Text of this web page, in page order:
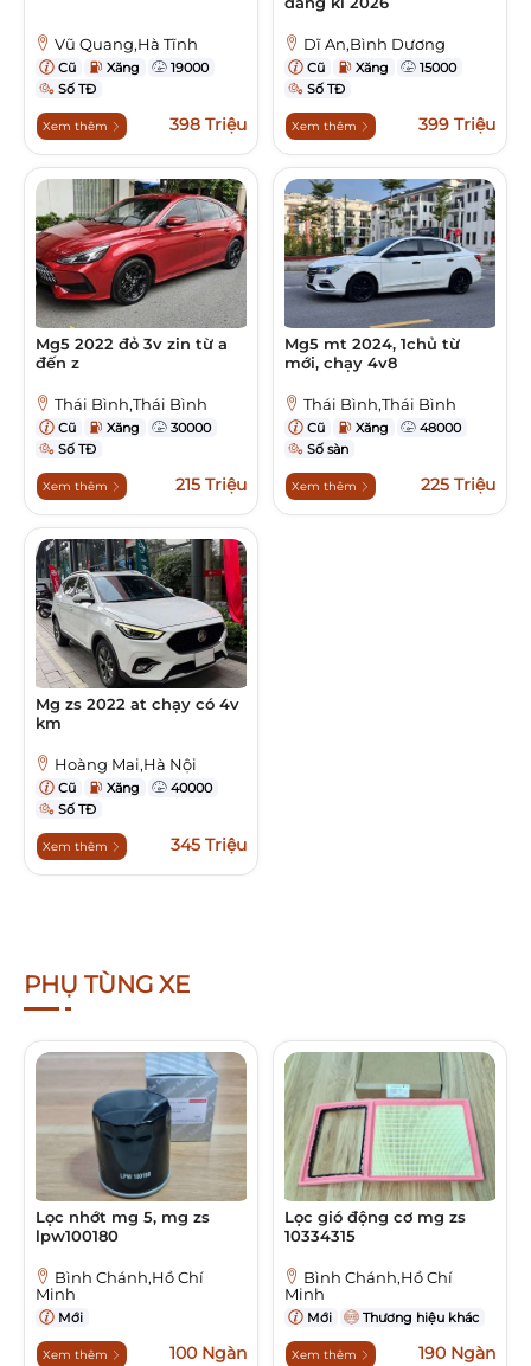
Vũ Quang,Hà Tĩnh
Cũ Xăng
19000
Số TĐ
Xem thêm 398 Triệu
Dĩ An,Bình Dương
Cũ Xăng
15000
Số TĐ
Xem thêm 399 Triệu
Mg5 2022 đỏ 3v zin từ a
đến z
Thái Bình,Thái Bình
Cũ Xăng
30000
Số TĐ
Xem thêm 215 Triệu
Mg5 mt 2024, 1chủ từ
mới, chạy 4v8
Thái Bình,Thái Bình
Cũ Xăng
48000
Số sàn
Xem thêm 225 Triệu
Mg zs 2022 at chạy có 4v
km
Hoàng Mai,Hà Nội
Cũ Xăng
40000
Số TĐ
Xem thêm 345 Triệu
PHỤ TÙNG XE
Lọc nhớt mg 5, mg zs
lpw100180
Bình Chánh,Hồ Chí
Minh
Mới
Xem thêm 100 Ngàn
Lọc gió động cơ mg zs
10334315
Bình Chánh,Hồ Chí
Minh
Mới Thương hiệu khác
Xem thêm 190 Ngàn